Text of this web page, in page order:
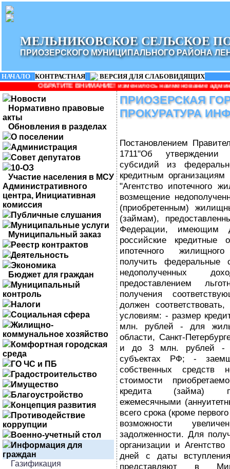
МЕЛЬНИКОВСКОЕ СЕЛЬСКОЕ
ПРИОЗЕРСКОГО МУНИЦИПАЛЬНОГО РАЙОНА
НАЧАЛО | КОНТРАСТНАЯ |
ВЕРСИЯ ДЛЯ СЛАБОВИДЯЩИХ
ВНИМАНИЕ! изменилось наименование администрации:
Новости
Нормативно правовые
акты
Обновления в разделах
О поселении
Администрация
Совет депутатов
10-ОЗ
Участие населения в МСУ
Административного
центра, Инициативная
комиссия
Публичные слушания
Муниципальные услуги
Муниципальный заказ
Реестр контрактов
Деятельность
Экономика
Бюджет для граждан
Муниципальный
контроль
Налоги
Социальная сфера
Жилищно-
коммунальное хозяйство
Комфортная городская
среда
ГО ЧС и ПБ
Градостроительство
Имущество
Благоустройство
Концепция развития
Противодействие
коррупции
Военно-учетный стол
Информация для
граждан
Газификация
ПРИОЗЕРСКАЯ
ПРОКУРАТУРА
Постановлением
1711"Об утверждении
субсидий из
кредитным
"Агентство ипотечного
возмещение
(приобретенным)
(займам),
Федерации, имеющим
российские кредитные
ипотечного
получить федеральные
недополученных
предоставлением
получения
должен
условиям: - размер
млн. рублей - для
области, Санкт-
и до 3 млн. рублей -
субъектах РФ; -
собственных
стоимости
кредита (займа)
ежемесячными
всего срока (кроме
возможности
задолженности. Для
организации и
дней с даты
представляют в